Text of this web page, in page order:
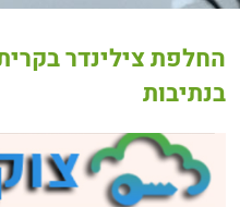
החלפת צילינדר
בנתיבות